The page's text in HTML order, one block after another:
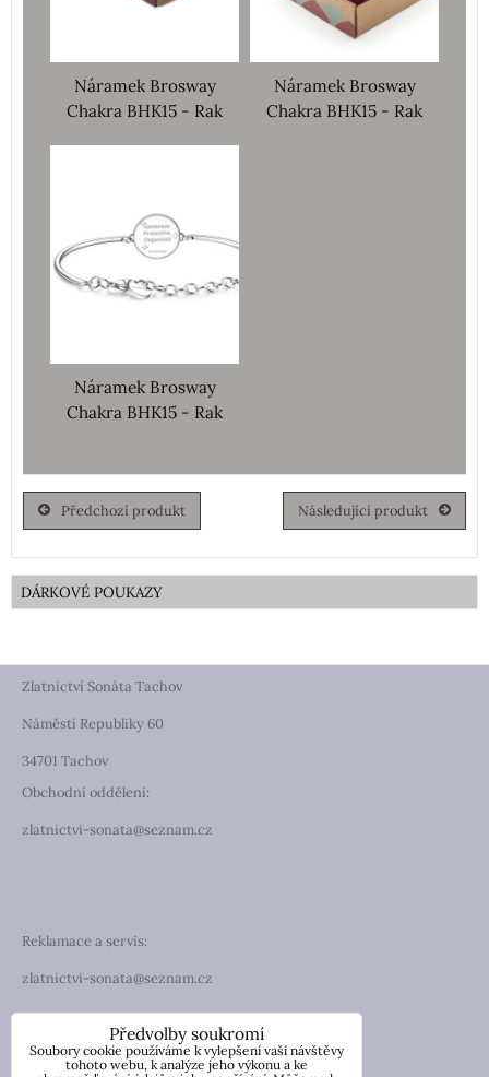
Náramek Brosway
Chakra BHK15 - Rak
Náramek Brosway
Chakra BHK15 - Rak
Náramek Brosway
Chakra BHK15 - Rak
Předchozí produkt Následující produkt
DÁRKOVÉ POUKAZY
Zlatnictví Sonáta Tachov
Náměstí Republiky 60
34701 Tachov
Obchodní oddělení:
zlatnictvi-sonata@seznam.cz
Reklamace a servis:
zlatnictvi-sonata@seznam.cz
TELEFON
Telefon: +420 774 194 130
Předvolby soukromí
Soubory cookie používáme k vylepšení vaší návštěvy
tohoto webu, k analýze jeho výkonu a ke